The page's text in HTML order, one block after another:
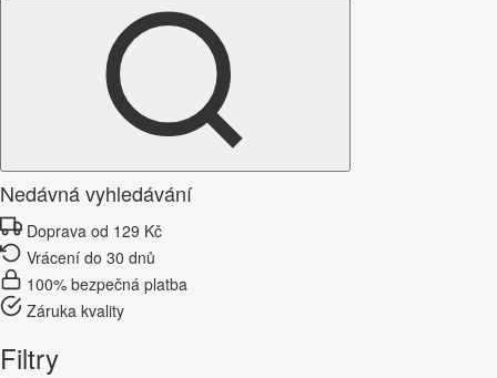
Nedávná vyhledávání
Doprava od 129 Kč
Vrácení do 30 dnů
100% bezpečná platba
Záruka kvality
Filtry